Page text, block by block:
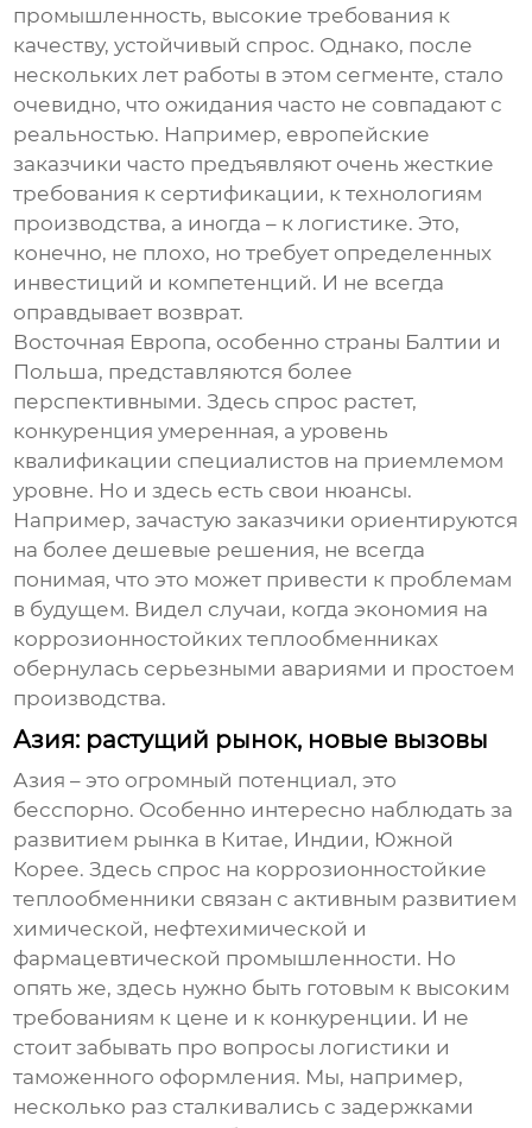
промышленность, высокие требования к
качеству, устойчивый спрос. Однако, после
нескольких лет работы в этом сегменте, стало
очевидно, что ожидания часто не совпадают с
реальностью. Например, европейские
заказчики часто предъявляют очень жесткие
требования к сертификации, к технологиям
производства, а иногда – к логистике. Это,
конечно, не плохо, но требует определенных
инвестиций и компетенций. И не всегда
оправдывает возврат.
Восточная Европа, особенно страны Балтии и
Польша, представляются более
перспективными. Здесь спрос растет,
конкуренция умеренная, а уровень
квалификации специалистов на приемлемом
уровне. Но и здесь есть свои нюансы.
Например, зачастую заказчики ориентируются
на более дешевые решения, не всегда
понимая, что это может привести к проблемам
в будущем. Видел случаи, когда экономия на
коррозионностойких теплообменниках
обернулась серьезными авариями и простоем
производства.
Азия: растущий рынок, новые вызовы
Азия – это огромный потенциал, это
бесспорно. Особенно интересно наблюдать за
развитием рынка в Китае, Индии, Южной
Корее. Здесь спрос на коррозионностойкие
теплообменники связан с активным развитием
химической, нефтехимической и
фармацевтической промышленности. Но
опять же, здесь нужно быть готовым к высоким
требованиям к цене и к конкуренции. И не
стоит забывать про вопросы логистики и
таможенного оформления. Мы, например,
несколько раз сталкивались с задержками